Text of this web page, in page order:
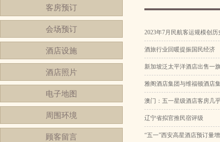
客房预订
会场预订
酒店设施
酒店照片
电子地图
周围环境
顾客留言
2023年7月民航客运规模创历
酒旅行业回暖提振国民经济
新加坡泛太平洋酒店出售一
雅阁酒店集团与维福顿酒店
澳门：五一星级酒店客房几
辽宁省拟官推民宿评级
“五一”西安高星酒店预订量